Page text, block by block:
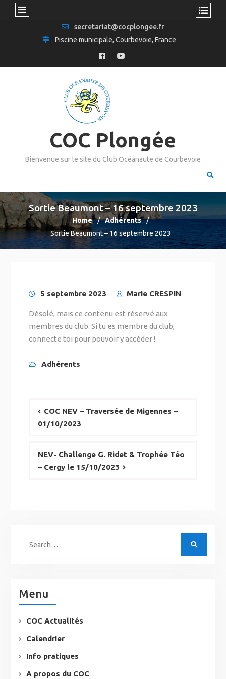
secretariat@cocplongee.fr
Piscine municipale, Courbevoie, France
COC Plongée
Bienvenue sur le site du Club Océanaute de Courbevoie
Sortie Beaumont – 16 septembre 2023
Home
Adhérents
Sortie Beaumont – 16 septembre 2023
5 septembre 2023 Marie CRESPIN
Désolé, mais ce contenu est réservé aux
membres du club. Si tu es membre du club,
connecte toi pour pouvoir y accéder !
Adhérents
COC NEV – Traversée de Migennes –
01/10/2023
NEV- Challenge G. Ridet & Trophée Téo
– Cergy le 15/10/2023
Menu
COC Actualités
Calendrier
Info pratiques
A propos du COC